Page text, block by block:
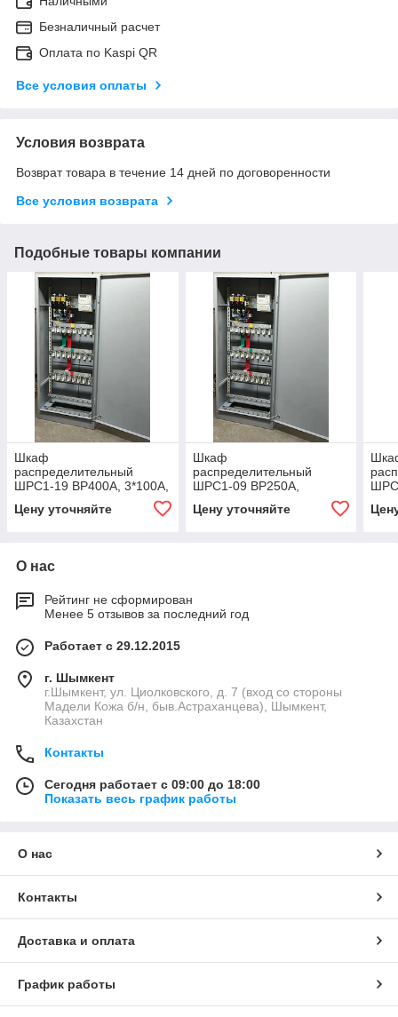
Безналичный расчет
Оплата по Kaspi QR
Все условия оплаты
Условия возврата
Возврат товара в течение 14 дней по договоренности
Все условия возврата
Подобные товары компании
Шкаф
распределительный
ШРС1-19 ВР400А, 3*100А,
Цену уточняйте
Шкаф
распределительный
ШРС1-09 ВР250А,
Цену уточняйте
О нас
Рейтинг не сформирован
Менее 5 отзывов за последний год
Работает с 29.12.2015
г. Шымкент
г.Шымкент, ул. Циолковского, д. 7 (вход со стороны
Мадели Кожа б/н, быв.Астраханцева), Шымкент,
Казахстан
Контакты
Сегодня работает с 09:00 до 18:00
Показать весь график работы
О нас
Контакты
Доставка и оплата
График работы